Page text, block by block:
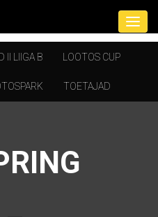
II LIIGA B LOOTOS CUP
TOETAJAD